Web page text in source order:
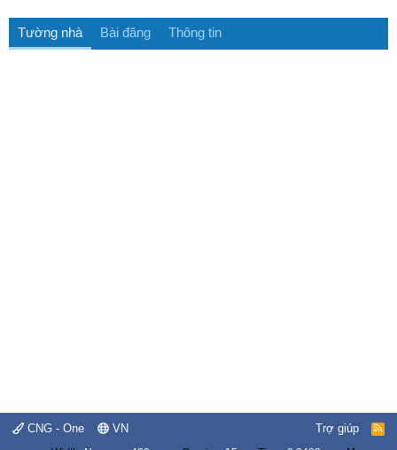
Tường nhà Bài đăng Thông tin
CNG - One VN Trợ giúp
R